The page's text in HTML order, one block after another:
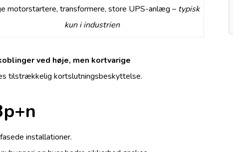
motorstartere, transformere, store UPS-anlæg – typisk
kun i industrien
ved høje, men kortvarige
tilstrækkelig kortslutningsbeskyttelse.
installationer.